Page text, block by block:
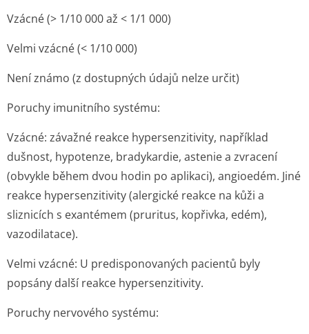
Vzácné (> 1/10 000 až < 1/1 000)
Velmi vzácné (< 1/10 000)
Není známo (z dostupných údajů nelze určit)
Poruchy imunitního systému:
Vzácné: závažné reakce hypersenzitivity, například
dušnost, hypotenze, bradykardie, astenie a zvracení
(obvykle během dvou hodin po aplikaci), angioedém. Jiné
reakce hypersenzitivity (alergické reakce na kůži a
sliznicích s exantémem (pruritus, kopřivka, edém),
vazodilatace).
Velmi vzácné: U predisponovaných pacientů byly
popsány další reakce hypersenzitivity.
Poruchy nervového systému: